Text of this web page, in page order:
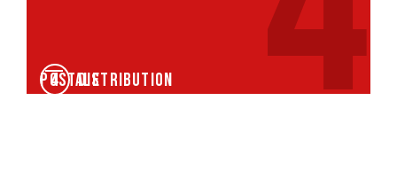
4
Distribution postale